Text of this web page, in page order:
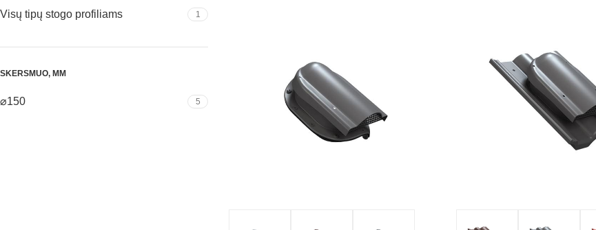
Visų tipų stogo profiliams 1
SKERSMUO, MM
⌀150 5